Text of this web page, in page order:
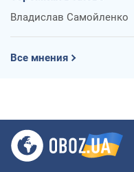
Владислав Самойленко
Все мнения